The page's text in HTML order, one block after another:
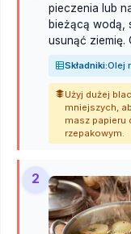
pieczenia lub
bieżącą wodą,
usunąć ziemię.
Składniki:Olej
Użyj dużej
mniejszych,
masz papieru
rzepakowym.
2